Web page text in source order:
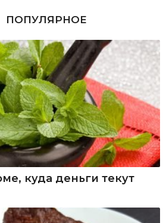
ПОПУЛЯРНОЕ
куда деньги текут